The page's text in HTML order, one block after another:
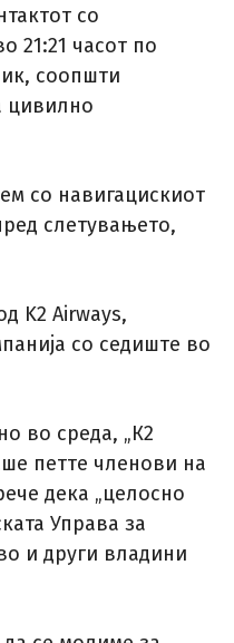
со
21:21 часот по
соопшти
цивилно
со навигацискиот
слетувањето,
K2 Airways,
со седиште во
во среда, „К2
петте членови на
дека „целосно
Управа за
и други владини